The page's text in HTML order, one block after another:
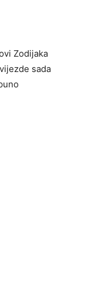
Zodijaka
sada